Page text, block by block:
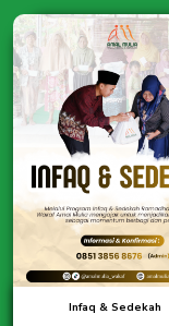
Infaq & Sedekah